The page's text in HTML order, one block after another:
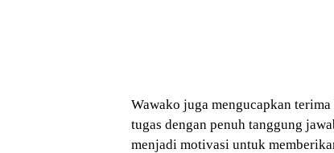
Wawako juga mengucapkan
tugas dengan penuh tanggung
menjadi motivasi untuk